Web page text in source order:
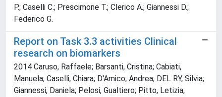
P.; Caselli C.; Prescimone T.; Clerico A.; Giannessi D.;
Federico G.
Report on Task 3.3 activities Clinical
research on biomarkers
2014 Caruso, Raffaele; Barsanti, Cristina; Cabiati,
Manuela; Caselli, Chiara; D'Amico, Andrea; DEL RY, Silvia;
Giannessi, Daniela; Pelosi, Gualtiero; Pitto, Letizia;